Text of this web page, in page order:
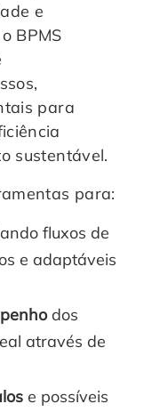
e
BPMS
para
sustentável.
para:
fluxos de
e adaptáveis
dos
através de
e possíveis